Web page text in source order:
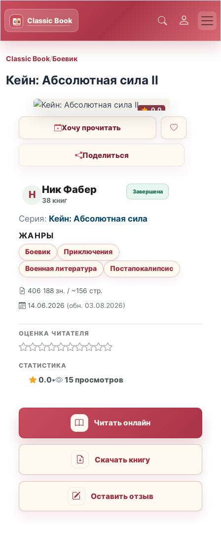
Classic Book/Боевик
Кейн: Абсолютная сила II
0.0
Хочу прочитать
Поделиться
Н Ник Фабер
38 книг
Завершена
406 188 зн. / ~156 стр.
14.06.2026 (обн. 03.08.2026)
Серия: Кейн: Абсолютная сила
ЖАНРЫ
Боевик
Приключения
Военная литература
Постапокалипсис
ОЦЕНКА ЧИТАТЕЛЯ
СТАТИСТИКА
0.0• 15 просмотров
Читать онлайн
Скачать книгу
Оставить отзыв